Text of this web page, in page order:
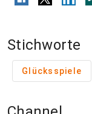
Stichworte
Glücksspiele